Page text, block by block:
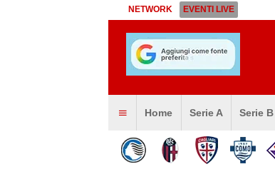
NETWORK EVENTI LIVE
Home Serie A Serie B